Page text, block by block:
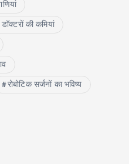
की कमियां
रोबोटिक सर्जनों का भविष्य